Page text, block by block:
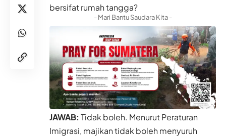
bersifat rumah tangga?
- Mari Bantu Saudara Kita -
JAWAB: Tidak boleh. Menurut Peraturan
Imigrasi, majikan tidak boleh menyuruh